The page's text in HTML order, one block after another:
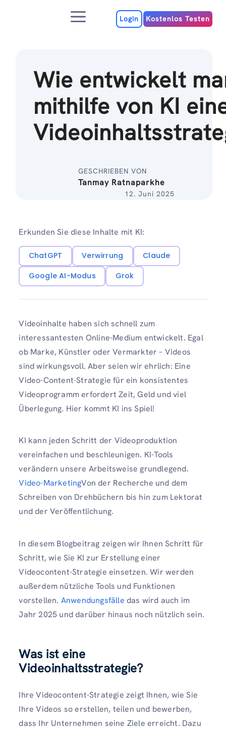
MenuLogin Kostenlos Testen
Wie entwickelt
mithilfe von KI
GESCHRIEBEN VON
Tanmay Ratnaparkhe
12. Juni 2025
Erkunden Sie diese Inhalte mit KI:
ChatGPT Verwirrung
Claude
Google AI-Modus
Grok
Videoinhalte haben sich schnell zum
interessantesten Online-Medium entwickelt. Egal
ob Marke, Künstler oder Vermarkter – Videos
sind wirkungsvoll. Aber seien wir ehrlich: Eine
Video-Content-Strategie für ein konsistentes
Videoprogramm erfordert Zeit, Geld und viel
Überlegung. Hier kommt KI ins Spiel!
KI kann jeden Schritt der Videoproduktion
vereinfachen und beschleunigen. KI-Tools
verändern unsere Arbeitsweise grundlegend.
Video-MarketingVon der Recherche und dem
Schreiben von Drehbüchern bis hin zum Lektorat
und der Veröffentlichung.
In diesem Blogbeitrag zeigen wir Ihnen Schritt für
Schritt, wie Sie KI zur Erstellung einer
Videocontent-Strategie einsetzen. Wir werden
außerdem nützliche Tools und Funktionen
vorstellen. Anwendungsfälle das wird auch im
Jahr 2025 und darüber hinaus noch nützlich sein.
Was ist eine
Videoinhaltsstrategie?
Ihre Videocontent-Strategie zeigt Ihnen, wie Sie
Ihre Videos so erstellen, teilen und bewerben,
dass Ihr Unternehmen seine Ziele erreicht. Dazu